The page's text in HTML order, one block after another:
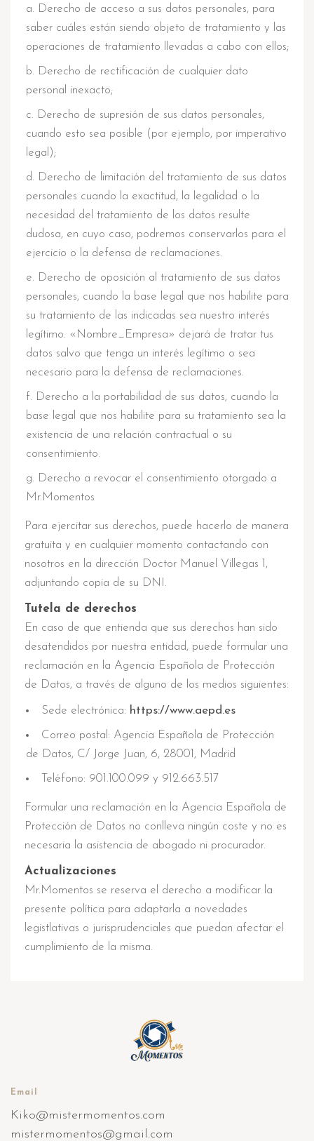
Derecho de acceso a sus datos personales, para
saber cuáles están siendo objeto de tratamiento y las
operaciones de tratamiento llevadas a cabo con ellos;
Derecho de rectificación de cualquier dato
personal inexacto;
Derecho de supresión de sus datos personales,
cuando esto sea posible (por ejemplo, por imperativo
legal);
Derecho de limitación del tratamiento de sus datos
personales cuando la exactitud, la legalidad o la
necesidad del tratamiento de los datos resulte
dudosa, en cuyo caso, podremos conservarlos para el
ejercicio o la defensa de reclamaciones.
Derecho de oposición al tratamiento de sus datos
personales, cuando la base legal que nos habilite para
su tratamiento de las indicadas sea nuestro interés
legítimo. «Nombre_Empresa» dejará de tratar tus
datos salvo que tenga un interés legítimo o sea
necesario para la defensa de reclamaciones.
Derecho a la portabilidad de sus datos, cuando la
base legal que nos habilite para su tratamiento sea la
existencia de una relación contractual o su
consentimiento.
Derecho a revocar el consentimiento otorgado a
Mr.Momentos
Para ejercitar sus derechos, puede hacerlo de manera
gratuita y en cualquier momento contactando con
nosotros en la dirección Doctor Manuel Villegas 1,
adjuntando copia de su DNI.
Tutela de derechos
En caso de que entienda que sus derechos han sido
desatendidos por nuestra entidad, puede formular una
reclamación en la Agencia Española de Protección
de Datos, a través de alguno de los medios siguientes:
Sede electrónica: https://www.aepd.es
Correo postal: Agencia Española de Protección
de Datos, C/ Jorge Juan, 6, 28001, Madrid
Teléfono: 901.100.099 y 912.663.517
Formular una reclamación en la Agencia Española de
Protección de Datos no conlleva ningún coste y no es
necesaria la asistencia de abogado ni procurador.
Actualizaciones
Mr.Momentos se reserva el derecho a modificar la
presente política para adaptarla a novedades
legistlativas o jurisprudenciales que puedan afectar el
cumplimiento de la misma.
Email
Kiko@mistermomentos.com
mistermomentos@gmail.com